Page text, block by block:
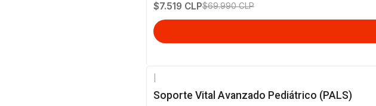
$7.519 CLP$69.990 CLP
-90% OFF
Soporte Vital Avanzado Pediátrico (PALS)